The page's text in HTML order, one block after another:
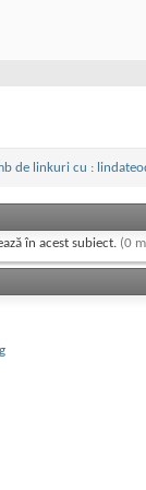
de linkuri cu :
în acest subiect. (0